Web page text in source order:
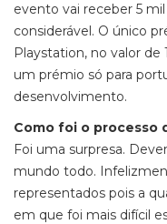
evento vai receber 5
considerável. O único
Playstation, no valor
um prémio só para
desenvolvimento.
Como foi o processo
Foi uma surpresa.
mundo todo.
representados pois a
em que foi mais difícil